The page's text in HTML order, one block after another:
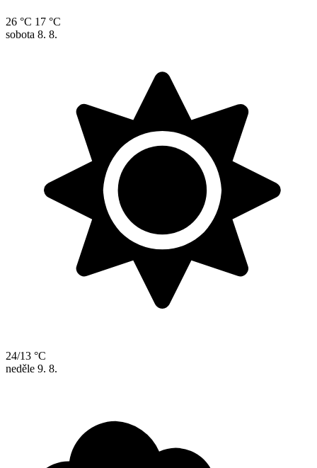
26 °C 17 °C
sobota 8. 8.
24/13 °C
neděle 9. 8.